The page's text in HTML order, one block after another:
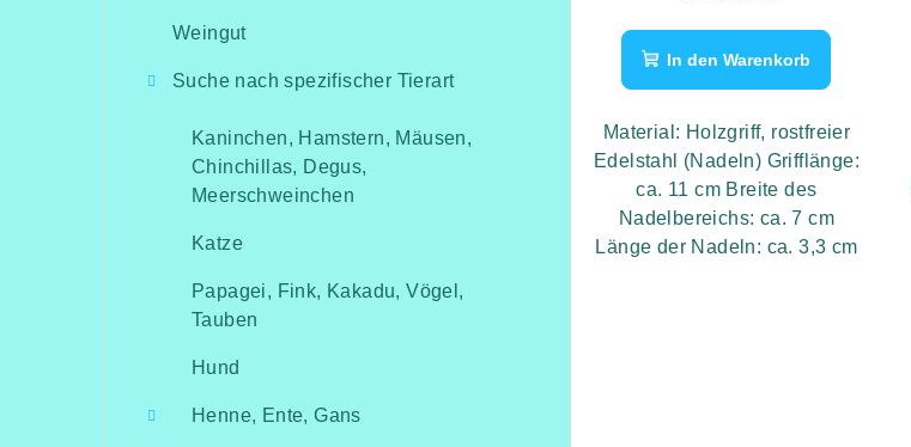
Weingut
Suche nach spezifischer Tierart
Kaninchen, Hamstern, Mäusen,
Chinchillas, Degus,
Meerschweinchen
Katze
Papagei, Fink, Kakadu, Vögel,
Tauben
Hund
Henne, Ente, Gans
u
g
d
u
t
In den Warenkorb
Material: Holzgriff, rostfreier
Edelstahl (Nadeln) Grifflänge:
ca. 11 cm Breite des
Nadelbereichs: ca. 7 cm
Länge der Nadeln: ca. 3,3 cm